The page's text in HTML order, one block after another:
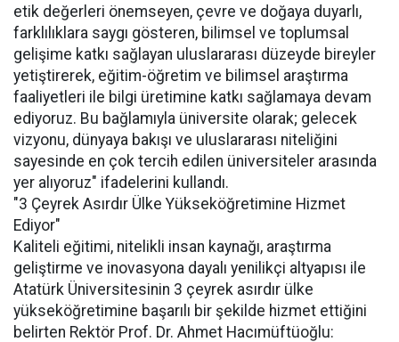
etik değerleri önemseyen, çevre ve doğaya duyarlı,
farklılıklara saygı gösteren, bilimsel ve toplumsal
gelişime katkı sağlayan uluslararası düzeyde bireyler
yetiştirerek, eğitim-öğretim ve bilimsel araştırma
faaliyetleri ile bilgi üretimine katkı sağlamaya devam
ediyoruz. Bu bağlamıyla üniversite olarak; gelecek
vizyonu, dünyaya bakışı ve uluslararası niteliğini
sayesinde en çok tercih edilen üniversiteler arasında
yer alıyoruz" ifadelerini kullandı.
"3 Çeyrek Asırdır Ülke Yükseköğretimine Hizmet
Ediyor"
Kaliteli eğitimi, nitelikli insan kaynağı, araştırma
geliştirme ve inovasyona dayalı yenilikçi altyapısı ile
Atatürk Üniversitesinin 3 çeyrek asırdır ülke
yükseköğretimine başarılı bir şekilde hizmet ettiğini
belirten Rektör Prof. Dr. Ahmet Hacımüftüoğlu: